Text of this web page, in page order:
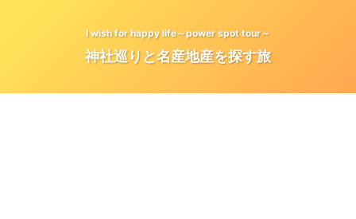
I wish for happy life～power spot tour～
神社巡りと名産地産を探す旅